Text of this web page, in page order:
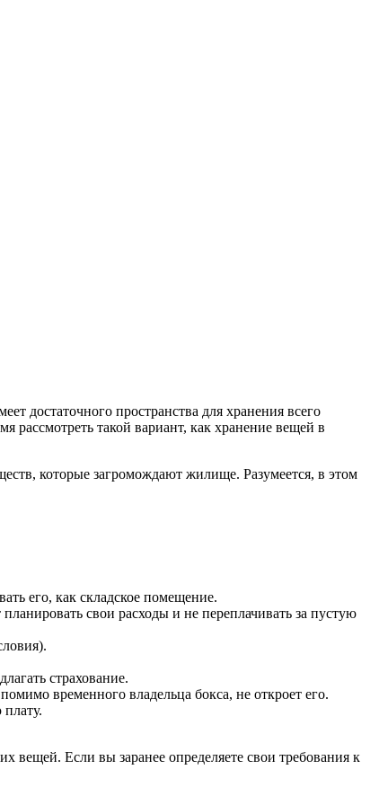
достаточного пространства для хранения всего
рассмотреть такой вариант, как хранение вещей в
которые загромождают жилище. Разумеется, в этом
его, как складское помещение.
свои расходы и не переплачивать за пустую
страхование.
временного владельца бокса, не откроет его.
вещей. Если вы заранее определяете свои требования к